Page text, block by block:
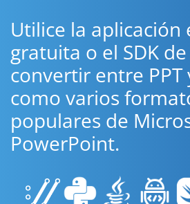
Utilice la aplicación
gratuita o el SDK
convertir entre PPT
como varios
populares de
PowerPoint.